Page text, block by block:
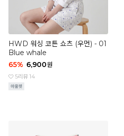
HWD 워싱 코튼 쇼츠 (우먼) - 01
Blue whale
65% 6,900원
5리뷰 14